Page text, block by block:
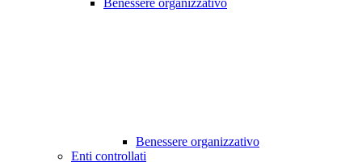
Benessere organizzativo
Benessere organizzativo
Enti controllati